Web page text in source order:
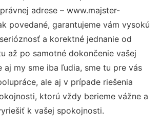
adrese – www.majster-
povedané, garantujeme vám vysokú
a korektné jednanie od
až po samotné dokončenie vašej
aj my sme iba ľudia, sme tu pre vás
ale aj v prípade riešenia
ktorú vždy berieme vážne a
k vašej spokojnosti.